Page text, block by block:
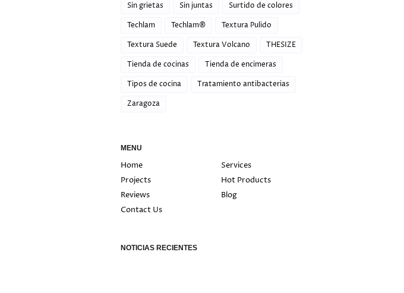
Sin grietas
Sin juntas
Surtido de colores
Techlam
Techlam®
Textura Pulido
Textura Suede
Textura Volcano
THESIZE
Tienda de cocinas
Tienda de encimeras
Tipos de cocina
Tratamiento antibacterias
Zaragoza
MENU
Home
Services
Projects
Hot Products
Reviews
Blog
Contact Us
NOTICIAS RECIENTES